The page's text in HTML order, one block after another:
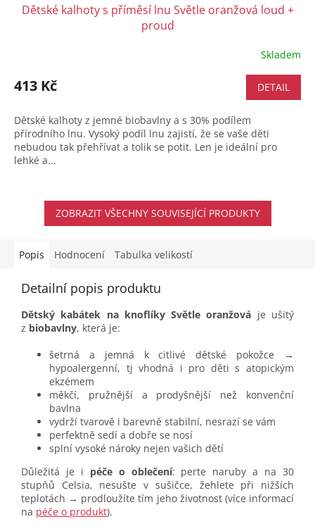
Dětské kalhoty s příměsí lnu Světle oranžová loud +
proud
Skladem
413 Kč DETAIL
Dětské kalhoty z jemné biobavlny a s 30% podílem
přírodního lnu. Vysoký podíl lnu zajistí, že se vaše děti
nebudou tak přehřívat a tolik se potit. Len je ideální pro
lehké a...
ZOBRAZIT VŠECHNY SOUVISEJÍCÍ PRODUKTY
Popis Hodnocení Tabulka velikostí
Detailní popis produktu
Dětský kabátek na knoflíky Světle oranžová je ušitý
z biobavlny, která je:
šetrná a jemná k citlivé dětské pokožce →
hypoalergenní, tj vhodná i pro děti s atopickým
ekzémem
měkčí, pružnější a prodyšnější než konvenční
bavlna
vydrží tvarově i barevně stabilní, nesrazí se vám
perfektně sedí a dobře se nosí
splní vysoké nároky nejen vašich dětí
Důležitá je i péče o oblečení: perte naruby a na 30
stupňů Celsia, nesušte v sušičce, žehlete při nižších
teplotách → prodloužíte tím jeho životnost (více informací
na péče o produkt).